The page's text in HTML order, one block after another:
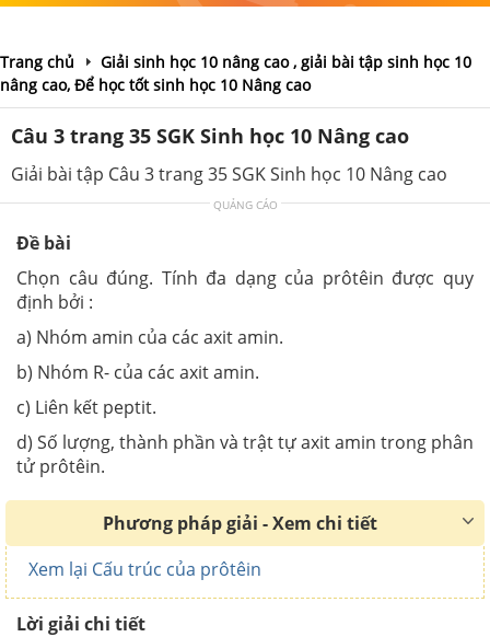
Trang chủ
Giải sinh học 10 nâng cao , giải bài tập sinh học 10
nâng cao, Để học tốt sinh học 10 Nâng cao
Câu 3 trang 35 SGK Sinh học 10 Nâng cao
Giải bài tập Câu 3 trang 35 SGK Sinh học 10 Nâng cao
QUẢNG CÁO
Đề bài
Chọn câu đúng. Tính đa dạng của prôtêin được quy
định bởi :
a) Nhóm amin của các axit amin.
b) Nhóm R- của các axit amin.
c) Liên kết peptit.
d) Số lượng, thành phần và trật tự axit amin trong phân
tử prôtêin.
Phương pháp giải - Xem chi tiết
Xem lại Cấu trúc của prôtêin
Lời giải chi tiết